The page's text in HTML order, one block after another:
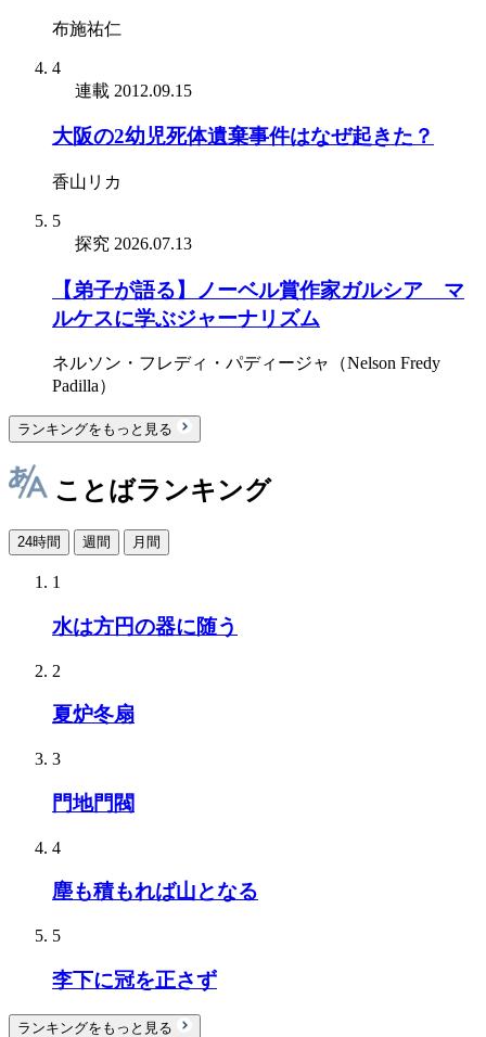
布施祐仁
4
連載 2012.09.15
大阪の2幼児死体遺棄事件はなぜ起きた？
香山リカ
5
探究 2026.07.13
【弟子が語る】ノーベル賞作家ガルシア゠マ
ルケスに学ぶジャーナリズム
ネルソン・フレディ・パディージャ（Nelson Fredy
Padilla）
ランキングをもっと見る
ことばランキング
24時間 週間 月間
1
水は方円の器に随う
2
夏炉冬扇
3
門地門閥
4
塵も積もれば山となる
5
李下に冠を正さず
ランキングをもっと見る